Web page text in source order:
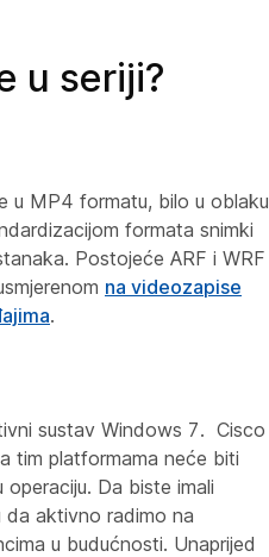
u seriji?
u MP4 formatu, bilo u oblaku
formata snimki
Postojeće ARF i WRF
na videozapise
.
sustav Windows 7. Cisco
tim platformama neće biti
Da biste imali
da aktivno radimo na
u budućnosti. Unaprijed